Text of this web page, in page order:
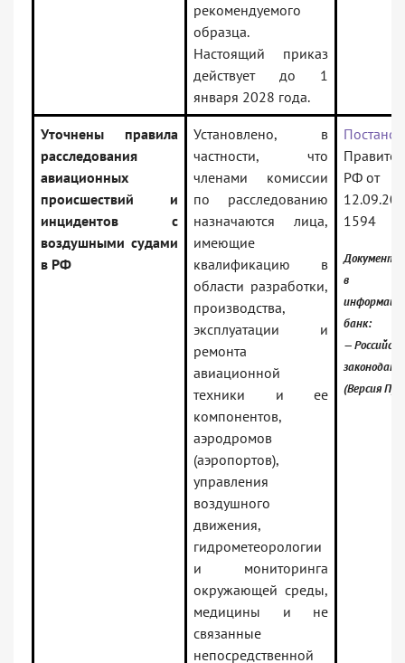
рекомендуемого
образца.
Настоящий приказ
действует до 1
января 2028 года.
Уточнены правила
расследования
авиационных
происшествий и
инцидентов с
воздушными судами
в РФ
Установлено, в
частности, что
членами комиссии
по расследованию
назначаются лица,
имеющие
квалификацию в
области разработки,
производства,
эксплуатации и
ремонта
авиационной
техники и ее
компонентов,
аэродромов
(аэропортов),
управления
воздушного
движения,
гидрометеорологии
и мониторинга
окружающей среды,
медицины и не
связанные
непосредственной
РФ от
1594
Документ
в
банк:
—
(Версия